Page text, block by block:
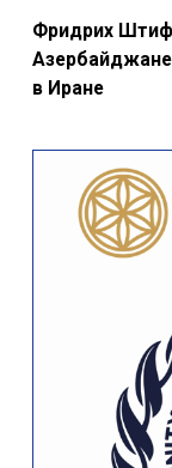
Фридрих
в Иране